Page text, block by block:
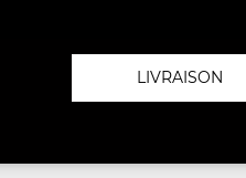
LIVRAISON